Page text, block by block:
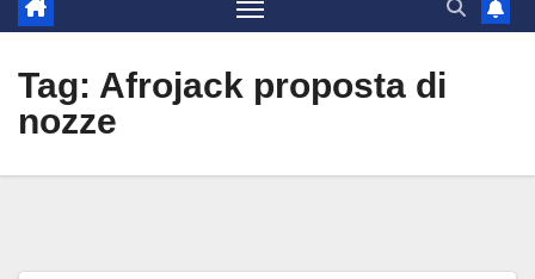
Tag: Afrojack proposta di
nozze